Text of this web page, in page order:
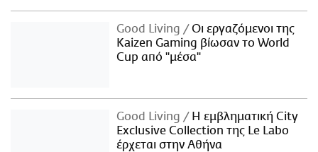
Good Living
Οι εργαζόμενοι της
Kaizen Gaming βίωσαν το World
Cup από "μέσα"
Good Living
Η εμβληματική City
Exclusive Collection της Le Labo
έρχεται στην Αθήνα